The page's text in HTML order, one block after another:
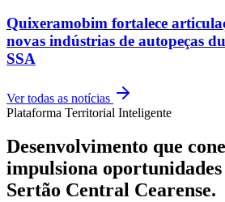
Quixeramobim fortalece
novas indústrias de autopeças
SSA
Ver todas as notícias
Plataforma Territorial Inteligente
Desenvolvimento que
impulsiona
Sertão Central Cearense.